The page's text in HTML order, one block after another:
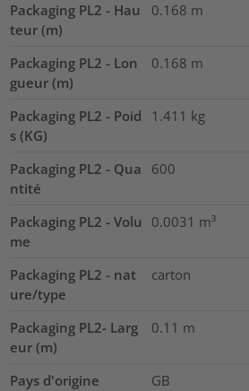
Packaging PL2 - Hau
teur (m)
0.168 m
Packaging PL2 - Lon
gueur (m)
0.168 m
Packaging PL2 - Poid
s (KG)
1.411 kg
Packaging PL2 - Qua
ntité
600
Packaging PL2 - Volu
me
0.0031 m³
Packaging PL2 - nat
ure/type
carton
Packaging PL2- Larg
eur (m)
0.11 m
Pays d'origine GB